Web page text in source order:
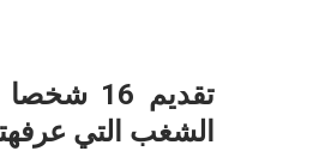
تقديم
الشغب التي